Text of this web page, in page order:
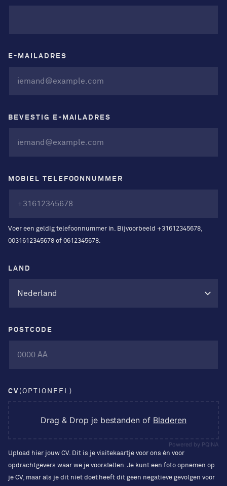
E-MAILADRES
BEVESTIG E-MAILADRES
MOBIEL TELEFOONNUMMER
Voer een geldig telefoonnummer in. Bijvoorbeeld +31612345678,
0031612345678 of 0612345678.
LAND
POSTCODE
CV (OPTIONEEL)
Powered by PQINA
Drag & Drop je bestanden of Bladeren
Upload hier jouw CV. Dit is je visitekaartje voor ons én voor
opdrachtgevers waar we je voorstellen. Je kunt een foto opnemen op
je CV, maar als je dit niet doet heeft dit geen negatieve gevolgen voor